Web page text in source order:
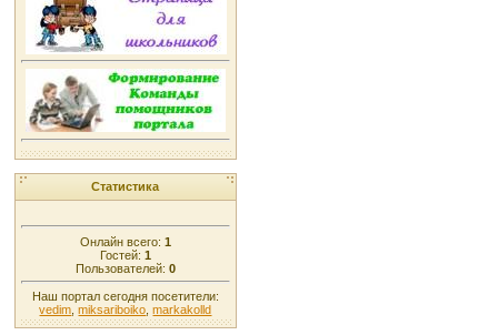
Статистика
Онлайн всего: 1
Гостей: 1
Пользователей: 0
Наш портал сегодня посетители:
vedim ,miksariboiko ,markakolld